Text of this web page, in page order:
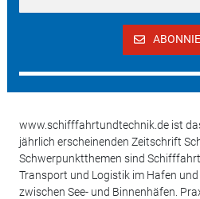
www.schifffahrtundtechnik.de ist
jährlich erscheinenden Zeitschrift
Schwerpunktthemen sind
Transport und Logistik im Hafen
zwischen See- und Binnenhäfen.